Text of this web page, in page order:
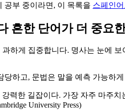
공부 중이라면, 이 목록을 스페인
흔한 단어가 더 중요
하게 집중합니다. 명사는 눈에
당하고, 문법은 말을 예측 가능하
력한 길잡이다. 가장 자주 마주
University Press)